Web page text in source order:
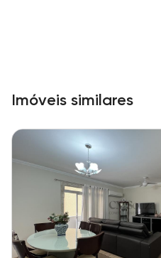
Imóveis similares